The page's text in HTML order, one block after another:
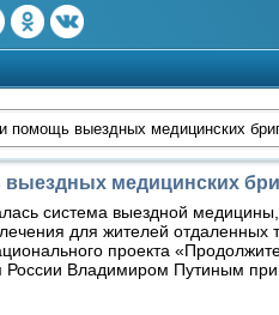
помощь выездных медицинских
медицинских
система выездной
для жителей отдаленных
проекта
России Владимиром Путиным